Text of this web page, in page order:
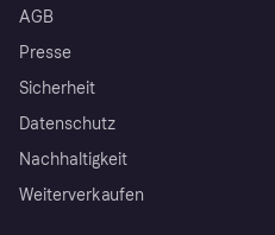
AGB
Presse
Sicherheit
Datenschutz
Nachhaltigkeit
Weiterverkaufen